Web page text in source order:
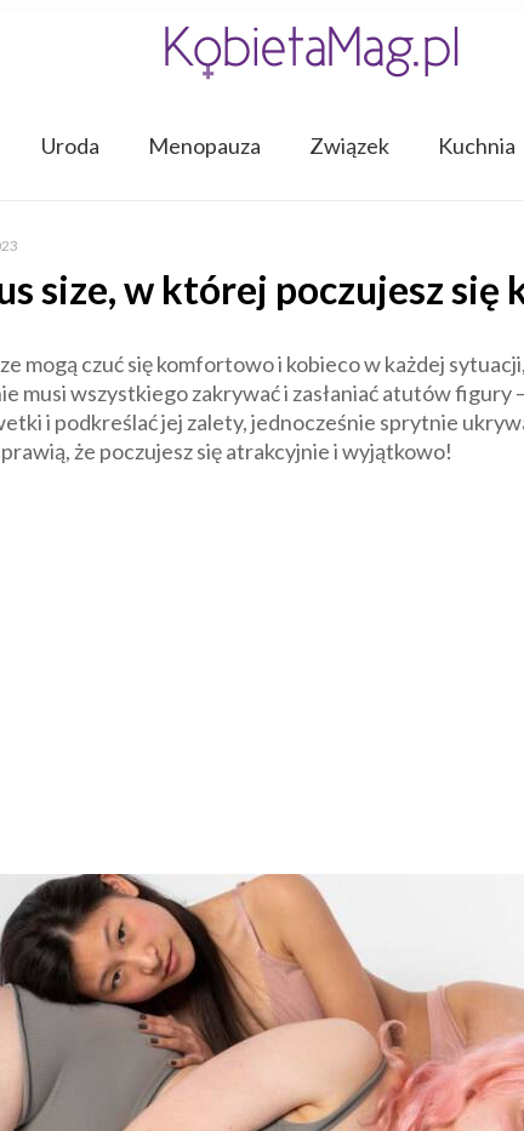
Uroda Menopauza Związek Kuchnia
size, w której poczujesz
mogą czuć się komfortowo i kobieco w każdej
musi wszystkiego zakrywać i zasłaniać atutów figury
i podkreślać jej zalety, jednocześnie sprytnie
że poczujesz się atrakcyjnie i wyjątkowo!